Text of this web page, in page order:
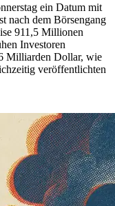
ein Datum mit
nach dem Börsengang
911,5 Millionen
Investoren
Milliarden Dollar, wie
veröffentlichten